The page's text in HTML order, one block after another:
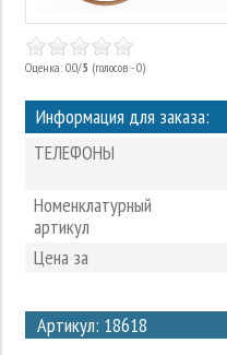
Оценка: 0.0/5 (голосов - 0)
Информация для заказа:
ТЕЛЕФОНЫ
Номенклатурный
артикул
Цена за
Артикул: 18618
2